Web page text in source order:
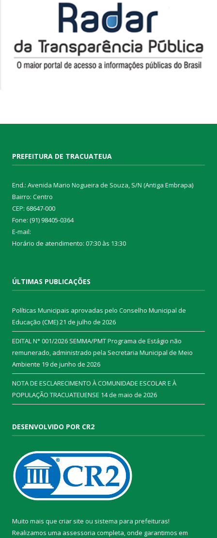
PREFEITURA DE TRACUATEUA
End.: Avenida Mario Nogueira de Souza, S/N (Antiga Embrapa)
Bairro: Centro
CEP: 68647-000
Fone: (91) 98405-0364
E-mail:
Horário de atendimento: 07:30 às 13:30
ÚLTIMAS PUBLICAÇÕES
Políticas Municipais aprovadas pelo Conselho Municipal de
Educação (CME)21 de julho de 2026
EDITAL N° 001/2026 SEMMA/PMT Programa de Estágio não
remunerado, administrado pela Secretaria Municipal de Meio
Ambiente 19 de junho de 2026
NOTA DE ESCLARECIMENTO À COMUNIDADE ESCOLAR E À
POPULAÇÃO TRACUATEUENSE 14 de maio de 2026
DESENVOLVIDO POR CR2
Muito mais que criar site ou sistema para prefeituras!
Realizamos uma assessoria completa, onde garantimos em